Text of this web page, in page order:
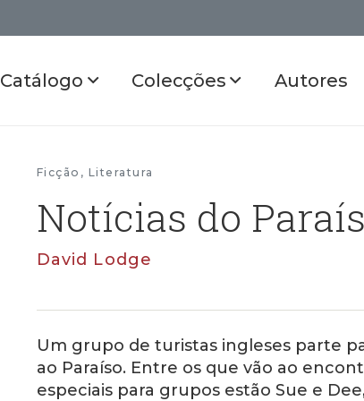
Catálogo Colecções Autores
Ficção , Literatura
Notícias do
David Lodge
Um grupo de turistas ingleses parte
ao Paraíso. Entre os que vão ao
especiais para grupos estão Sue e